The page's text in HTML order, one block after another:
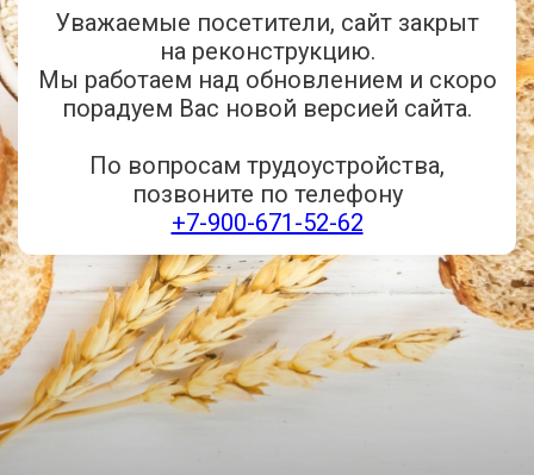
Уважаемые посетители, сайт закрыт
на реконструкцию.
Мы работаем над обновлением и скоро
порадуем Вас новой версией сайта.
По вопросам трудоустройства,
позвоните по телефону
+7-900-671-52-62